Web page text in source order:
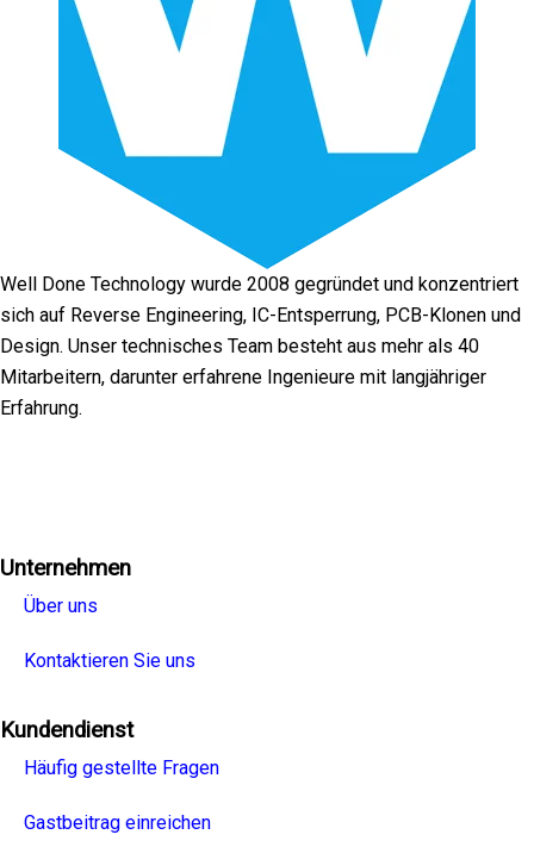
Well Done Technology wurde 2008 gegründet und konzentriert
sich auf Reverse Engineering, IC-Entsperrung, PCB-Klonen und
Design. Unser technisches Team besteht aus mehr als 40
Mitarbeitern, darunter erfahrene Ingenieure mit langjähriger
Erfahrung.
Unternehmen
Über uns
Kontaktieren Sie uns
Kundendienst
Häufig gestellte Fragen
Gastbeitrag einreichen